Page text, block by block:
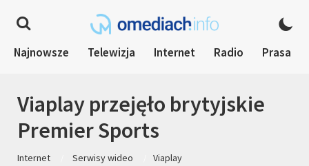
Najnowsze Telewizja Internet Radio Prasa
Viaplay przejęło brytyjskie
Premier Sports
Internet Serwisy wideo Viaplay